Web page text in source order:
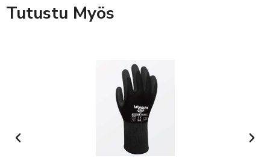
Tutustu Myös